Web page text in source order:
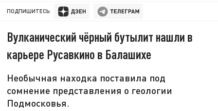
ПОДПИШИТЕСЬ:
Вулканический чёрный бутылит нашли в
карьере Русавкино в Балашихе
Необычная находка поставила под
сомнение представления о геологии
Подмосковья.